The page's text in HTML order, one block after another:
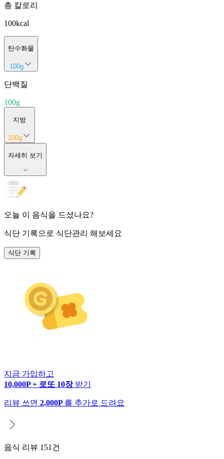
총 칼로리
100kcal
탄수화물
100g
단백질
100g
지방
100g
자세히 보기
오늘 이 음식을 드셨나요?
식단 기록으로 식단관리 해보세요
식단 기록
지금 가입하고
10,000P + 로또 10장 받기
리뷰 쓰면 2,000P 를 추가로 드려요
음식 리뷰 151 건